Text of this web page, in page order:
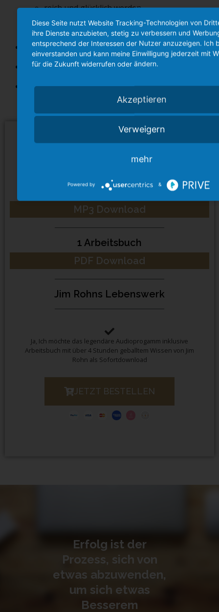
reich und glücklich werden
das Potential ausnutzen
Grundlagen für Wohlstand und Erfolg
Wie man den Kampf im Kopf gewinnt
die Änderung der eigenen Einstellung – der Tag,
der dein Leben verändert
€ 97,-
4 Stunden Audio Programm
MP3 Download
1 Arbeitsbuch
PDF Download
Jim Rohns Lebenswerk
Ja, Ich möchte das legendäre Audioprogamm inklusive
Arbeitsbuch mit über 4 Stunden geballtem Wissen von Jim
Rohn als Sofortdownload
JETZT BESTELLEN
Erfolg ist der
Prozess, sich von
etwas abzuwenden,
um sich etwas
Besserem
Diese Seite nutzt Website Tracking-Technologien von
ihre Dienste anzubieten, stetig zu verbessern und
entsprechend der Interessen der Nutzer anzuzeigen. Ich
einverstanden und kann meine Einwilligung jederzeit mit
für die Zukunft widerrufen oder ändern.
Akzeptieren
Verweigern
mehr
Powered by &